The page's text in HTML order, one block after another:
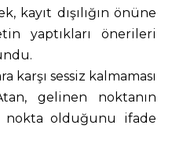
kayıt dışılığın önüne
yaptıkları önerileri
karşı sessiz kalmaması
gelinen noktanın
nokta olduğunu ifade